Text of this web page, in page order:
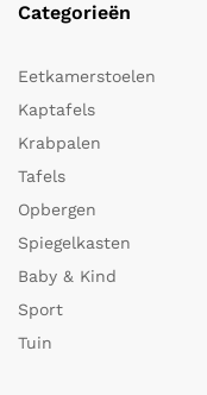
Categorieën
Eetkamerstoelen
Kaptafels
Krabpalen
Tafels
Opbergen
Spiegelkasten
Baby & Kind
Sport
Tuin